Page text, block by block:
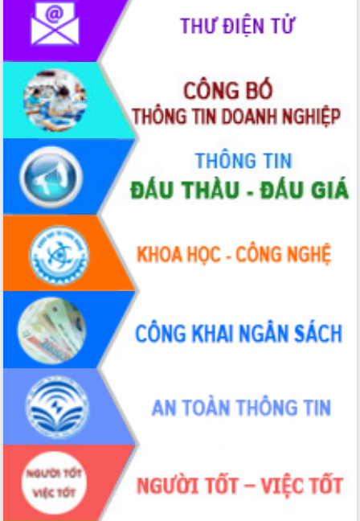
Phó Chủ tịch Thường trực UBND tỉnh
Hồ Thị Nguyên Thảo làm việc tại Trung
tâm Phục vụ hành chính công xã Ea
Xây dựng nền hành chính số đồng
hành cùng nông dân dân, doanh nghiệp
Giai đoạn 2026-2030, Đắk Lắk phấn
đấu có 77% xã đạt chuẩn nông thôn
Chuyển đổi số 'mở đường' cho nông
nghiệp Đắk Lắk tăng trưởng bứt phá
Triển khai đồng bộ đo đạc, lập hồ sơ
địa chính, hoàn thiện cơ sở dữ liệu đất
Ứng dụng sinh trắc học - Bước tiến
trong hành trình chuyển đổi số tại Đắk
Đắk Lắk nâng cao hiệu quả công tác
Đảng từ Sổ tay đảng viên điện tử
Đắk Lắk đẩy mạnh nuôi biển công
nghệ, hướng tới phát triển thủy sản
bền vững
Tập huấn nâng cao năng lực triển khai
chuyển đổi số cho cán bộ, công chức
cấp xã
Đắk Lắk phát động hưởng ứng Ngày
Quyền của người tiêu dùng Việt Nam
2026
Đẩy mạnh cải cách hành chính, quyết
tâm đạt được mục tiêu tăng trưởng